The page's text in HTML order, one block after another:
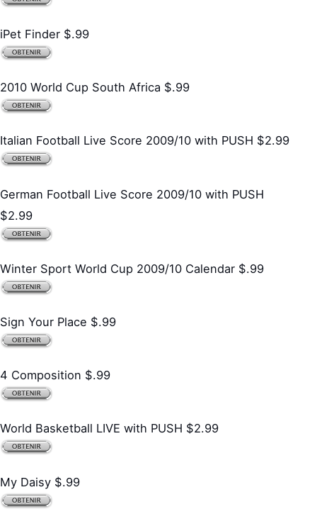
iPet Finder $.99
2010 World Cup South Africa $.99
Italian Football Live Score 2009/10 with PUSH $2.99
German Football Live Score 2009/10 with PUSH
$2.99
Winter Sport World Cup 2009/10 Calendar $.99
Sign Your Place $.99
4 Composition $.99
World Basketball LIVE with PUSH $2.99
My Daisy $.99